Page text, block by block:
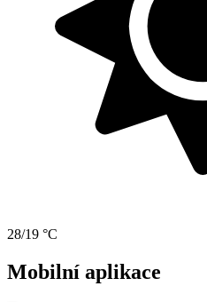
28/19 °C
Mobilní aplikace